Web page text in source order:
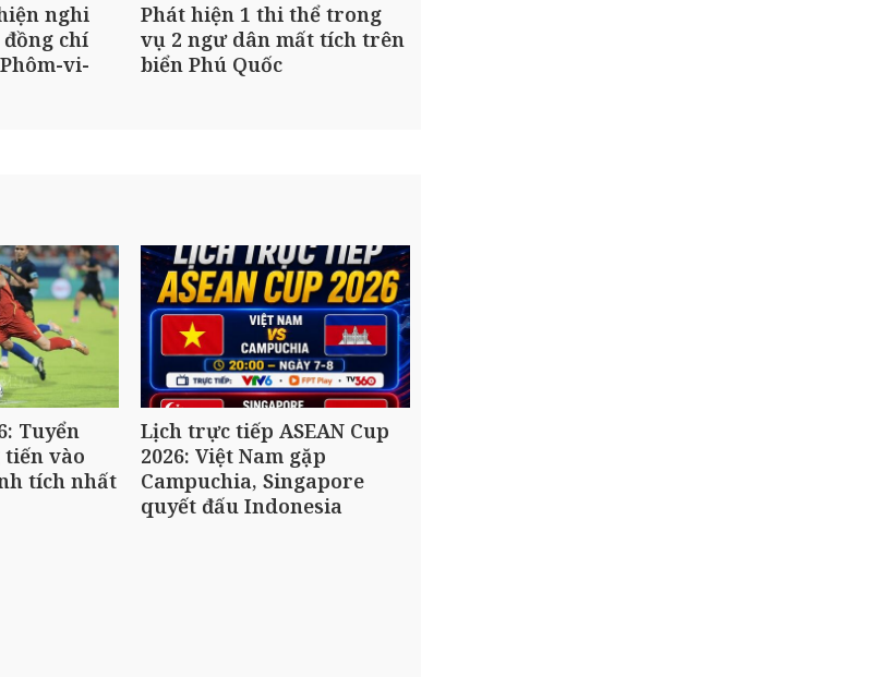
nghi
chí
vi-
Phát hiện 1 thi thể trong
vụ 2 ngư dân mất tích trên
biển Phú Quốc
Tuyển
tiến vào
tích nhất
Lịch trực tiếp ASEAN Cup
2026: Việt Nam gặp
Campuchia, Singapore
quyết đấu Indonesia